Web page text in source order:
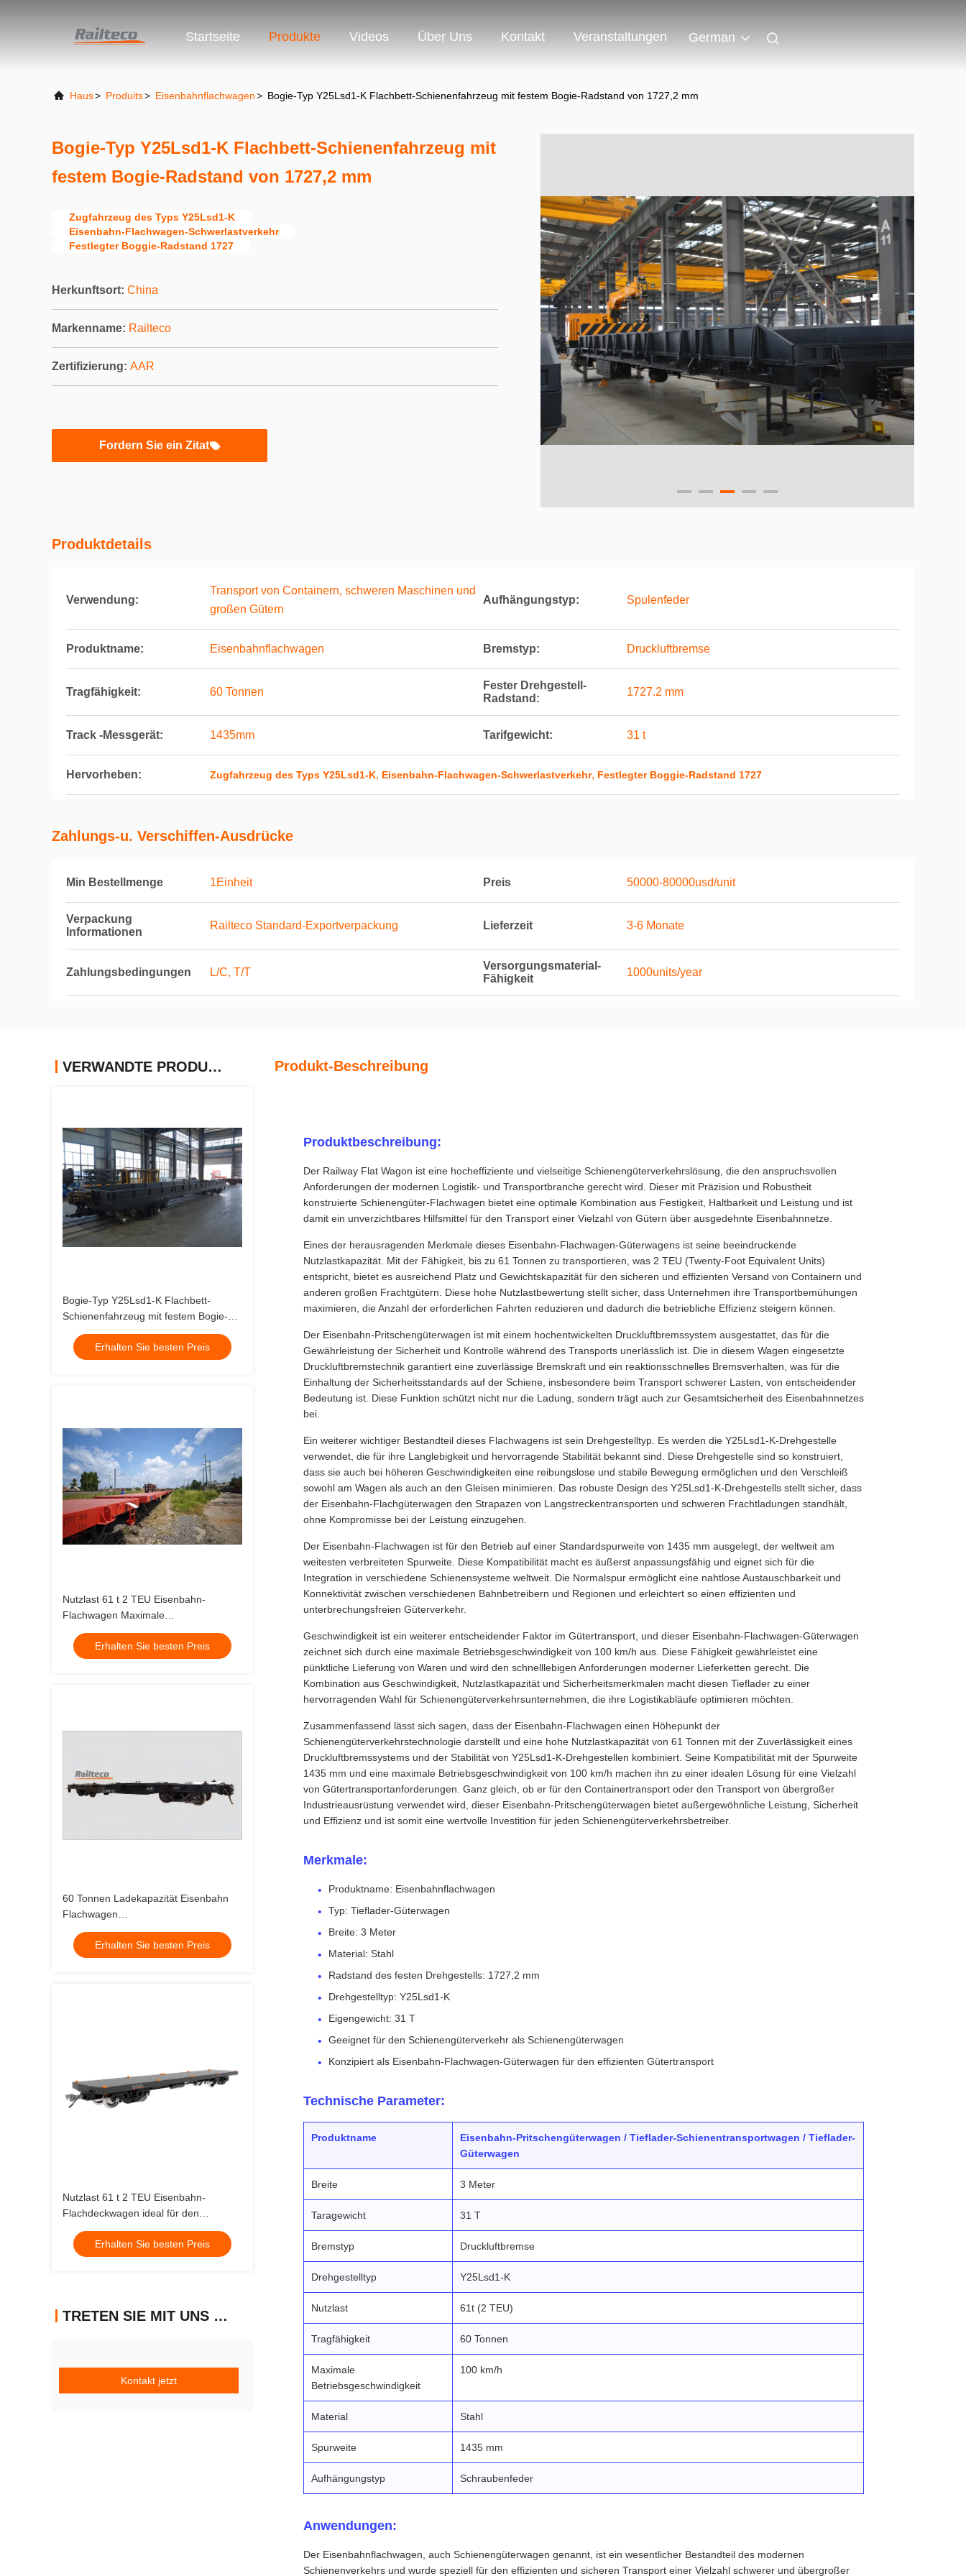
Startseite Produkte Videos Über Uns Kontakt Veranstaltungen German
Haus> Produits> Eisenbahnflachwagen> Bogie-Typ Y25Lsd1-K Flachbett-Schienenfahrzeug mit festem Bogie-Radstand von 1727,2 mm
Bogie-Typ Y25Lsd1-K Flachbett-Schienenfahrzeug mit
festem Bogie-Radstand von 1727,2 mm
Zugfahrzeug des Typs Y25Lsd1-K
Eisenbahn-Flachwagen-Schwerlastverkehr
Festlegter Boggie-Radstand 1727
Herkunftsort: China
Markenname: Railteco
Zertifizierung: AAR
Fordern Sie ein Zitat
Produktdetails
Verwendung:
Transport von Containern, schweren Maschinen und
großen Gütern
Aufhängungstyp: Spulenfeder
Produktname: Eisenbahnflachwagen Bremstyp: Druckluftbremse
Tragfähigkeit: 60 Tonnen
Fester Drehgestell-
Radstand:
1727.2 mm
Track -Messgerät: 1435mm Tarifgewicht: 31 t
Hervorheben: Zugfahrzeug des Typs Y25Lsd1-K, Eisenbahn-Flachwagen-Schwerlastverkehr, Festlegter Boggie-Radstand 1727
Zahlungs-u. Verschiffen-Ausdrücke
Min Bestellmenge 1Einheit Preis 50000-80000usd/unit
Verpackung
Informationen
Railteco Standard-Exportverpackung Lieferzeit 3-6 Monate
Zahlungsbedingungen L/C, T/T
Versorgungsmaterial-
Fähigkeit
1000units/year
VERWANDTE PRODUKTE
Bogie-Typ Y25Lsd1-K Flachbett-
Schienenfahrzeug mit festem Bogie-
Radstand von 1727,2 mm
Erhalten Sie besten Preis
Nutzlast 61 t 2 TEU Eisenbahn-
Flachwagen Maximale
Betriebsgeschwindigkeit 100 Kmh
Lastkapazität 60 Tonnen Perfekt für
den Langstreckenfrachtverkehr
Erhalten Sie besten Preis
60 Tonnen Ladekapazität Eisenbahn
Flachwagen
Höchstbetriebsgeschwindigkeit 100
km/h Breite 3 Meter Dauerhafte
Schienenfrachttransportlösung
Erhalten Sie besten Preis
Nutzlast 61 t 2 TEU Eisenbahn-
Flachdeckwagen ideal für den
Transport schwerer Güter und
industrielle Logistik
Erhalten Sie besten Preis
TRETEN SIE MIT UNS IN VERBINDUNG
Kontakt jetzt
Produkt-Beschreibung
Produktbeschreibung:
Der Railway Flat Wagon ist eine hocheffiziente und vielseitige Schienengüterverkehrslösung, die den anspruchsvollen
Anforderungen der modernen Logistik- und Transportbranche gerecht wird. Dieser mit Präzision und Robustheit
konstruierte Schienengüter-Flachwagen bietet eine optimale Kombination aus Festigkeit, Haltbarkeit und Leistung und ist
damit ein unverzichtbares Hilfsmittel für den Transport einer Vielzahl von Gütern über ausgedehnte Eisenbahnnetze.
Eines der herausragenden Merkmale dieses Eisenbahn-Flachwagen-Güterwagens ist seine beeindruckende
Nutzlastkapazität. Mit der Fähigkeit, bis zu 61 Tonnen zu transportieren, was 2 TEU (Twenty-Foot Equivalent Units)
entspricht, bietet es ausreichend Platz und Gewichtskapazität für den sicheren und effizienten Versand von Containern und
anderen großen Frachtgütern. Diese hohe Nutzlastbewertung stellt sicher, dass Unternehmen ihre Transportbemühungen
maximieren, die Anzahl der erforderlichen Fahrten reduzieren und dadurch die betriebliche Effizienz steigern können.
Der Eisenbahn-Pritschengüterwagen ist mit einem hochentwickelten Druckluftbremssystem ausgestattet, das für die
Gewährleistung der Sicherheit und Kontrolle während des Transports unerlässlich ist. Die in diesem Wagen eingesetzte
Druckluftbremstechnik garantiert eine zuverlässige Bremskraft und ein reaktionsschnelles Bremsverhalten, was für die
Einhaltung der Sicherheitsstandards auf der Schiene, insbesondere beim Transport schwerer Lasten, von entscheidender
Bedeutung ist. Diese Funktion schützt nicht nur die Ladung, sondern trägt auch zur Gesamtsicherheit des Eisenbahnnetzes
bei.
Ein weiterer wichtiger Bestandteil dieses Flachwagens ist sein Drehgestelltyp. Es werden die Y25Lsd1-K-Drehgestelle
verwendet, die für ihre Langlebigkeit und hervorragende Stabilität bekannt sind. Diese Drehgestelle sind so konstruiert,
dass sie auch bei höheren Geschwindigkeiten eine reibungslose und stabile Bewegung ermöglichen und den Verschleiß
sowohl am Wagen als auch an den Gleisen minimieren. Das robuste Design des Y25Lsd1-K-Drehgestells stellt sicher, dass
der Eisenbahn-Flachgüterwagen den Strapazen von Langstreckentransporten und schweren Frachtladungen standhält,
ohne Kompromisse bei der Leistung einzugehen.
Der Eisenbahn-Flachwagen ist für den Betrieb auf einer Standardspurweite von 1435 mm ausgelegt, der weltweit am
weitesten verbreiteten Spurweite. Diese Kompatibilität macht es äußerst anpassungsfähig und eignet sich für die
Integration in verschiedene Schienensysteme weltweit. Die Normalspur ermöglicht eine nahtlose Austauschbarkeit und
Konnektivität zwischen verschiedenen Bahnbetreibern und Regionen und erleichtert so einen effizienten und
unterbrechungsfreien Güterverkehr.
Geschwindigkeit ist ein weiterer entscheidender Faktor im Gütertransport, und dieser Eisenbahn-Flachwagen-Güterwagen
zeichnet sich durch eine maximale Betriebsgeschwindigkeit von 100 km/h aus. Diese Fähigkeit gewährleistet eine
pünktliche Lieferung von Waren und wird den schnelllebigen Anforderungen moderner Lieferketten gerecht. Die
Kombination aus Geschwindigkeit, Nutzlastkapazität und Sicherheitsmerkmalen macht diesen Tieflader zu einer
hervorragenden Wahl für Schienengüterverkehrsunternehmen, die ihre Logistikabläufe optimieren möchten.
Zusammenfassend lässt sich sagen, dass der Eisenbahn-Flachwagen einen Höhepunkt der
Schienengüterverkehrstechnologie darstellt und eine hohe Nutzlastkapazität von 61 Tonnen mit der Zuverlässigkeit eines
Druckluftbremssystems und der Stabilität von Y25Lsd1-K-Drehgestellen kombiniert. Seine Kompatibilität mit der Spurweite
1435 mm und eine maximale Betriebsgeschwindigkeit von 100 km/h machen ihn zu einer idealen Lösung für eine Vielzahl
von Gütertransportanforderungen. Ganz gleich, ob er für den Containertransport oder den Transport von übergroßer
Industrieausrüstung verwendet wird, dieser Eisenbahn-Pritschengüterwagen bietet außergewöhnliche Leistung, Sicherheit
und Effizienz und ist somit eine wertvolle Investition für jeden Schienengüterverkehrsbetreiber.
Merkmale:
Produktname: Eisenbahnflachwagen
Typ: Tieflader-Güterwagen
Breite: 3 Meter
Material: Stahl
Radstand des festen Drehgestells: 1727,2 mm
Drehgestelltyp: Y25Lsd1-K
Eigengewicht: 31 T
Geeignet für den Schienengüterverkehr als Schienengüterwagen
Konzipiert als Eisenbahn-Flachwagen-Güterwagen für den effizienten Gütertransport
Technische Parameter:
Produktname
Eisenbahn-Pritschengüterwagen / Tieflader-Schienentransportwagen / Tieflader-
Güterwagen
Breite 3 Meter
Taragewicht 31 T
Bremstyp Druckluftbremse
Drehgestelltyp Y25Lsd1-K
Nutzlast 61t (2 TEU)
Tragfähigkeit 60 Tonnen
Maximale
Betriebsgeschwindigkeit
100 km/h
Material Stahl
Spurweite 1435 mm
Aufhängungstyp Schraubenfeder
Anwendungen:
Der Eisenbahnflachwagen, auch Schienengüterwagen genannt, ist ein wesentlicher Bestandteil des modernen
Schienenverkehrs und wurde speziell für den effizienten und sicheren Transport einer Vielzahl schwerer und übergroßer